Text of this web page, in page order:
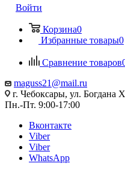
Войти
Корзина0
Избранные товары0
Сравнение товаров
maguss21@mail.ru
г. Чебоксары, ул. Богдана
Пн.-Пт. 9:00-17:00
Вконтакте
Viber
Viber
WhatsApp